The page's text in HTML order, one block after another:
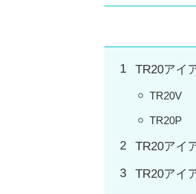
TR20アイ
TR20V
TR20P
TR20アイ
TR20アイ